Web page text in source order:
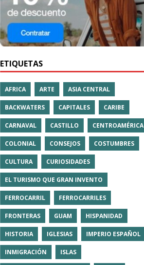
ETIQUETAS
AFRICA ARTE ASIA CENTRAL
BACKWATERS CAPITALES CARIBE
CARNAVAL CASTILLO CENTROAMÉRICA
COLONIAL CONSEJOS COSTUMBRES
CULTURA CURIOSIDADES
EL TURISMO QUE GRAN INVENTO
FERROCARRIL FERROCARRILES
FRONTERAS GUAM HISPANIDAD
HISTORIA IGLESIAS IMPERIO ESPAÑOL
INMIGRACIÓN ISLAS